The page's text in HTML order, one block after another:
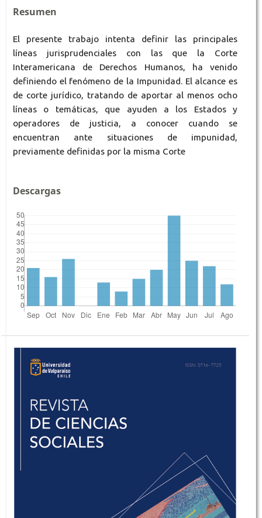
Resumen
El presente trabajo intenta definir las principales
líneas jurisprudenciales con las que la Corte
Interamericana de Derechos Humanos, ha venido
definiendo el fenómeno de la Impunidad. El alcance es
de corte jurídico, tratando de aportar al menos ocho
líneas o temáticas, que ayuden a los Estados y
operadores de justicia, a conocer cuando se
encuentran ante situaciones de impunidad,
previamente definidas por la misma Corte
Descargas